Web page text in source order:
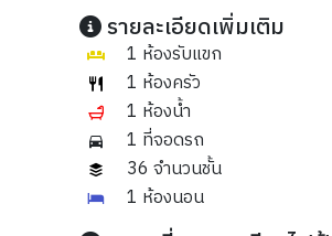
รายละเอียดเพิ่มเติม
1 ห้องรับแขก
1 ห้องครัว
1 ห้องน้ำ
1 ที่จอดรถ
36 จำนวนชั้น
1 ห้องนอน